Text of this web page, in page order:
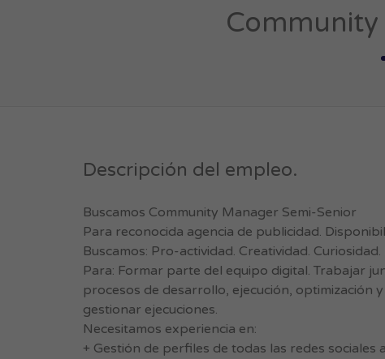
Descripción del empleo.
Buscamos Community Manager Semi-Senior
Para reconocida agencia de publicidad.
Buscamos: Pro-actividad. Creatividad.
Para: Formar parte del equipo digital. Trabajar
procesos de desarrollo, ejecución, optimización
gestionar ejecuciones.
Necesitamos experiencia en:
+ Gestión de perfiles de todas las redes sociales